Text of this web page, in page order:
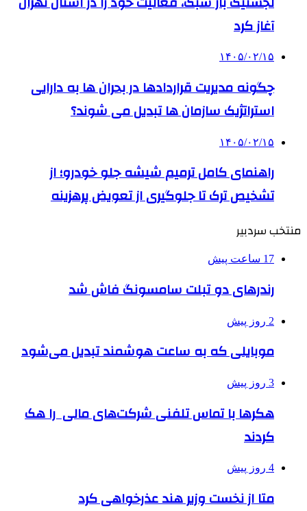
آغاز کرد
۱۴۰۵/۰۲/۱۵
چگونه مدیریت قراردادها در بحران ها به دارایی
استراتژیک سازمان ها تبدیل می شوند؟
۱۴۰۵/۰۲/۱۵
راهنمای کامل ترمیم شیشه جلو خودرو؛ از
تشخیص ترک تا جلوگیری از تعویض پرهزینه
منتخب سردبیر
17 ساعت پیش
رندرهای دو تبلت سامسونگ فاش شد
2 روز پیش
موبایلی که به ساعت هوشمند تبدیل می‌شود
3 روز پیش
هکرها با تماس تلفنی شرکت‌های مالی را هک
کردند
4 روز پیش
متا از نخست وزیر هند عذرخواهی کرد